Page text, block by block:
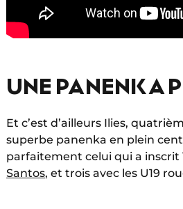
UNE PANENKA
Et c’est d’ailleurs Ilies,
superbe panenka en plein
parfaitement celui qui a inscrit
Santos, et trois avec les U19